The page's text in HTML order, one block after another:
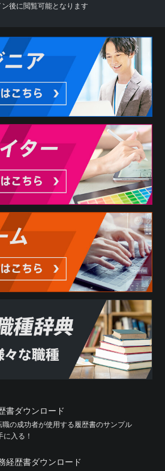
後に閲覧可能となります
書ダウンロード
職の成功者が使用する履歴書のサンプル
に入る！
経歴書ダウンロード